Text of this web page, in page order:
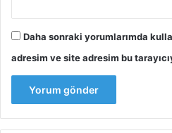
Daha sonraki yorumlarımda
adresim ve site adresim bu